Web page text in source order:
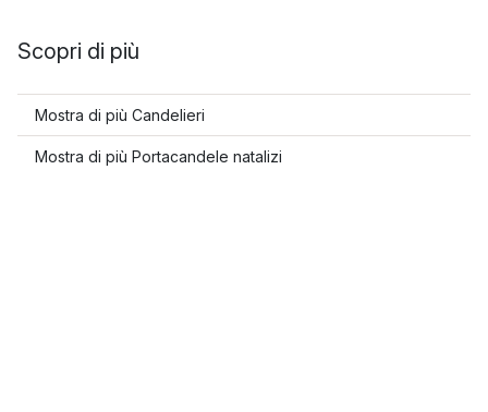
Scopri di più
Mostra di più Candelieri
Mostra di più Portacandele natalizi